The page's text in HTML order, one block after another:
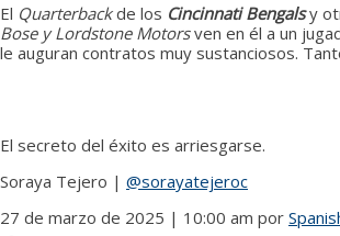
El Quarterbackde los Cincinnati Bengalsy
Bose y Lordstone Motorsven en él a un
le auguran contratos muy sustanciosos.
El secreto del éxito es arriesgarse.
Soraya Tejero | @sorayatejeroc
27 de marzo de 2025 | 10:00 am por